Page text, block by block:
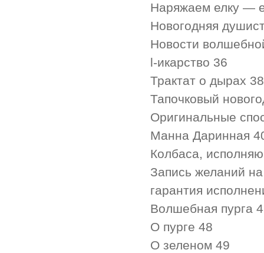
Наряжаем елку —
Новогодняя
Новости
l-икарство 36
Трактат о дырах 38
Тапочковый
Оригинальные
Манна Даринная
Колбаса,
Запись желаний
гарантия
Волшебная пурга
О пурге 48
О зеленом 49